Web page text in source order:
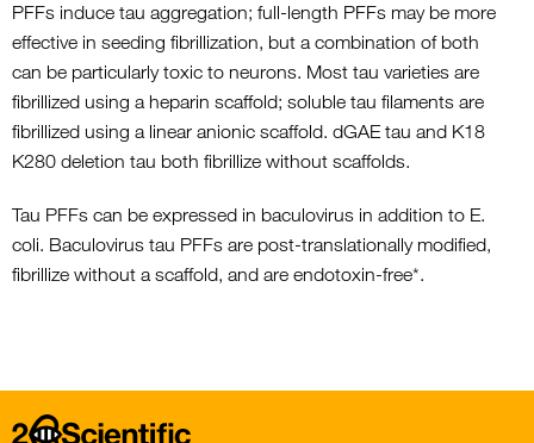
PFFs induce tau aggregation; full-length PFFs may be more
effective in seeding fibrillization, but a combination of both
can be particularly toxic to neurons. Most tau varieties are
fibrillized using a heparin scaffold; soluble tau filaments are
fibrillized using a linear anionic scaffold. dGAE tau and K18
K280 deletion tau both fibrillize without scaffolds.
Tau PFFs can be expressed in baculovirus in addition to E.
coli. Baculovirus tau PFFs are post-translationally modified,
fibrillize without a scaffold, and are endotoxin-free*.
Home